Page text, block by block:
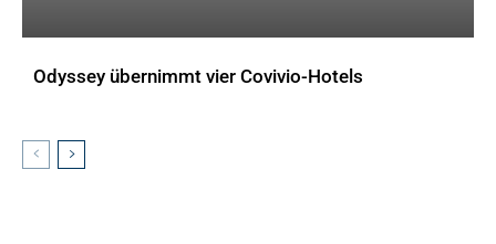
Odyssey übernimmt vier Covivio-Hotels